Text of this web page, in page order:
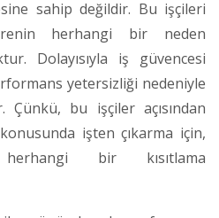
sahip değildir. Bu işçileri
herhangi bir neden
Dolayısıyla iş güvencesi
yetersizliği nedeniyle
Çünkü, bu işçiler açısından
işten çıkarma için,
bir kısıtlama